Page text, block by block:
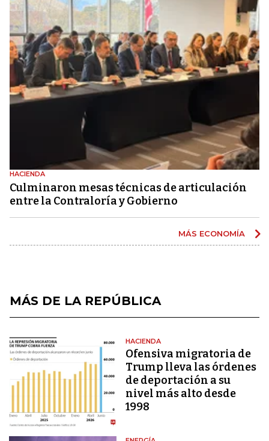
HACIENDA
Culminaron mesas técnicas de articulación
entre la Contraloría y Gobierno
MÁS ECONOMÍA
MÁS DE LA REPÚBLICA
HACIENDA
Ofensiva migratoria de
Trump lleva las órdenes
de deportación a su
nivel más alto desde
1998